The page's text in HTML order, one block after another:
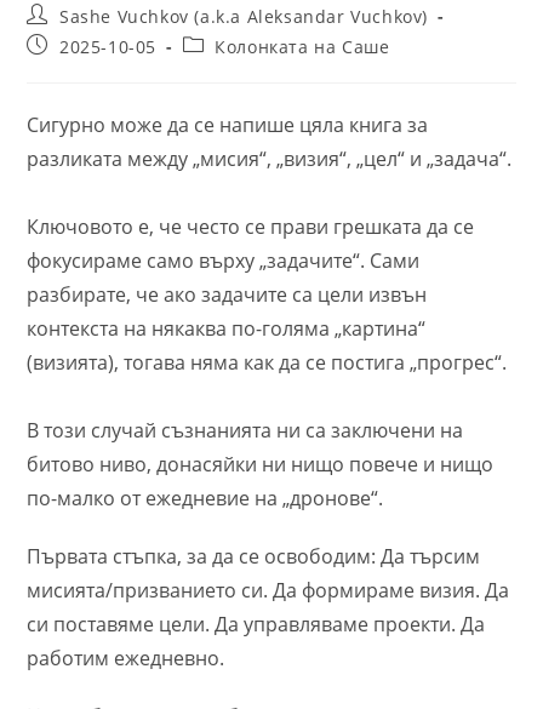
Post
author:
Sashe Vuchkov (a.k.a Aleksandar Vuchkov)
Post2025-10-05
PostКолонката на Саше
Сигурно може да се напише цяла книга за
разликата между „мисия“, „визия“, „цел“ и „задача“.
Ключовото е, че често се прави грешката да се
фокусираме само върху „задачите“. Сами
разбирате, че ако задачите са цели извън
контекста на някаква по-голяма „картина“
(визията), тогава няма как да се постига „прогрес“.
В този случай съзнанията ни са заключени на
битово ниво, донасяйки ни нищо повече и нищо
по-малко от ежедневие на „дронове“.
Първата стъпка, за да се освободим: Да търсим
мисията/призванието си. Да формираме визия. Да
си поставяме цели. Да управляваме проекти. Да
работим ежедневно.